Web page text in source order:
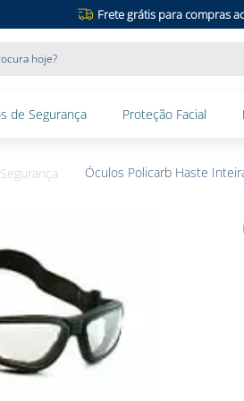
Frete grátis para compras
de Segurança Proteção Facial
Óculos Policarb Haste